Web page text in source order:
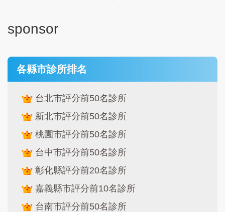
sponsor
各縣市診所排名
台北市評分前50名診所
新北市評分前50名診所
桃園市評分前50名診所
台中市評分前50名診所
彰化縣評分前20名診所
嘉義縣市評分前10名診所
台南市評分前50名診所